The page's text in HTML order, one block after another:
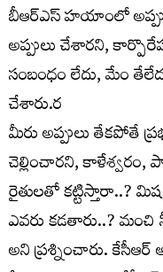
బీఆర్ఎస్ హ‌యాంలో
అప్పులు చేశారని,
సంబంధం లేదు, మేం
చేశారు.ర
మీరు అప్పులు తేక‌పోతే
చెల్లించారని, కాళేశ్వ‌రం,
రైతుల‌తో క‌ట్టిస్తారా..?
ఎవ‌రు క‌డ‌తారు..? మంచి
అని ప్రశ్నించారు. కేసీఆర్